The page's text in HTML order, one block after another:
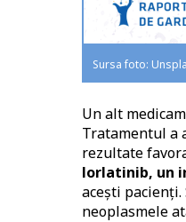
Sursa foto:
Un alt
Tratamentul a
rezultate
lorlatinib, un
aceşti
neoplasmele